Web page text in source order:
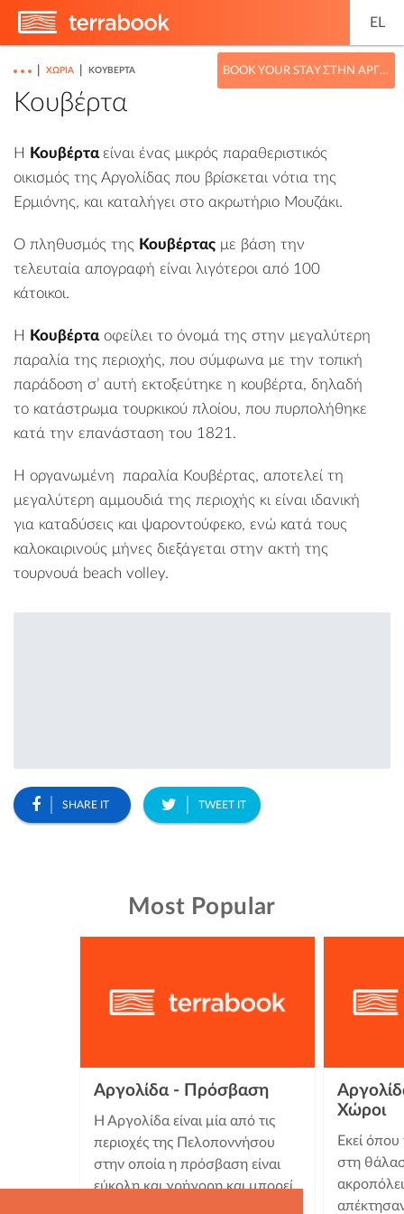
EL
BOOK YOUR STAY ΣΤΗΝ ΑΡΓΟΛΊΔΑ
ΧΩΡΙΆ ΚΟΥΒΈΡΤΑ
Κουβέρτα
Η Κουβέρτα είναι ένας μικρός παραθεριστικός
οικισμός της Αργολίδας που βρίσκεται νότια της
Ερμιόνης, και καταλήγει στο ακρωτήριο Μουζάκι.
Ο πληθυσμός της Κουβέρτας με βάση την
τελευταία απογραφή είναι λιγότεροι από 100
κάτοικοι.
Η Κουβέρταοφείλει το όνομά της στην μεγαλύτερη
παραλία της περιοχής, που σύμφωνα με την τοπική
παράδοση σ’ αυτή εκτοξεύτηκε η κουβέρτα, δηλαδή
το κατάστρωμα τουρκικού πλοίου, που πυρπολήθηκε
κατά την επανάσταση του 1821.
Η οργανωμένη παραλία Κουβέρτας, αποτελεί τη
μεγαλύτερη αμμουδιά της περιοχής κι είναι ιδανική
για καταδύσεις και ψαροντούφεκο, ενώ κατά τους
καλοκαιρινούς μήνες διεξάγεται στην ακτή της
τουρνουά beach volley.
SHARE IT TWEET IT
Most Popular
Αργολίδα - Πρόσβαση
Η Αργολίδα είναι μία από τις
περιοχές της Πελοποννήσου
στην οποία η πρόσβαση είναι
εύκολη και γρήγορη και μπορεί
Χώροι
Εκεί
στη